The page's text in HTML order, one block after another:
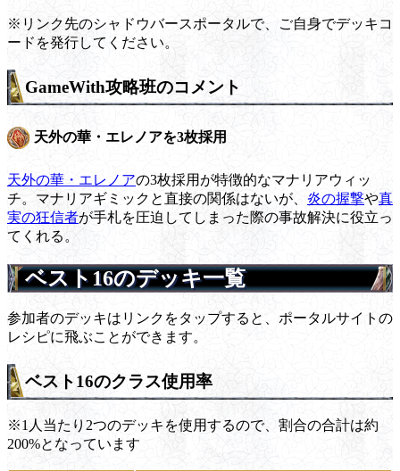
※リンク先のシャドウバースポータルで、ご自身でデッキコ
ードを発行してください。
GameWith攻略班のコメント
天外の華・エレノアを3枚採用
天外の華・エレノアの3枚採用が特徴的なマナリアウィッ
チ。マナリアギミックと直接の関係はないが、 炎の握撃や真
実の狂信者が手札を圧迫してしまった際の事故解決に役立っ
てくれる。
ベスト16のデッキ一覧
参加者のデッキはリンクをタップすると、ポータルサイトの
レシピに飛ぶことができます。
ベスト16のクラス使用率
※1人当たり2つのデッキを使用するので、割合の合計は約
200%となっています